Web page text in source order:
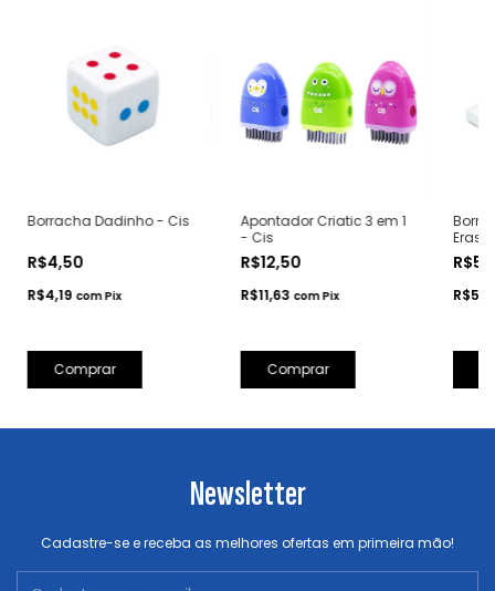
Borracha Dadinho - Cis
R$4,50
R$4,19 comPix
Apontador Criatic 3 em 1
- Cis
R$12,50
R$11,63 comPix
Comprar
Newsletter
Cadastre-se e receba as melhores ofertas em primeira mão!